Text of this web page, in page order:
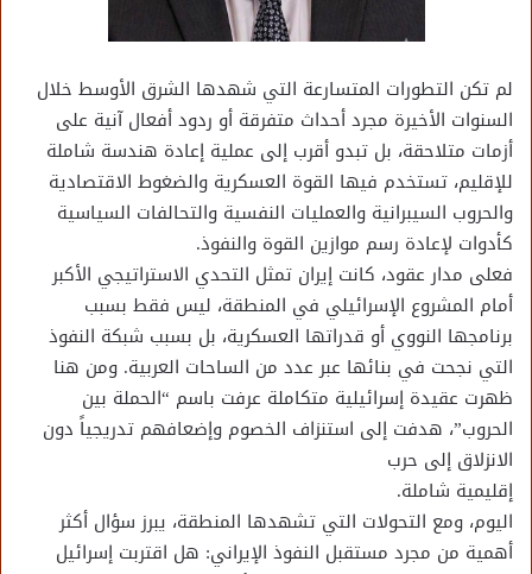
لم تكن التطورات المتسارعة التي شهدها الشرق الأوسط خلال
السنوات الأخيرة مجرد أحداث متفرقة أو ردود أفعال آنية على
أزمات متلاحقة، بل تبدو أقرب إلى عملية إعادة هندسة شاملة
للإقليم، تستخدم فيها القوة العسكرية والضغوط الاقتصادية
والحروب السيبرانية والعمليات النفسية والتحالفات السياسية
كأدوات لإعادة رسم موازين القوة والنفوذ.
فعلى مدار عقود، كانت إيران تمثل التحدي الاستراتيجي الأكبر
أمام المشروع الإسرائيلي في المنطقة، ليس فقط بسبب
برنامجها النووي أو قدراتها العسكرية، بل بسبب شبكة النفوذ
التي نجحت في بنائها عبر عدد من الساحات العربية. ومن هنا
ظهرت عقيدة إسرائيلية متكاملة عرفت باسم “الحملة بين
الحروب”، هدفت إلى استنزاف الخصوم وإضعافهم تدريجياً دون
الانزلاق إلى حرب
إقليمية شاملة.
اليوم، ومع التحولات التي تشهدها المنطقة، يبرز سؤال أكثر
أهمية من مجرد مستقبل النفوذ الإيراني: هل اقتربت إسرائيل